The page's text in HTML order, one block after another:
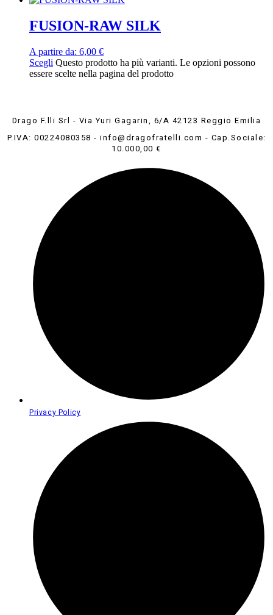
FUSION-RAW SILK
A partire da: 6,00 €
Scegli Questo prodotto ha più varianti. Le opzioni possono
essere scelte nella pagina del prodotto
Drago F.lli Srl - Via Yuri Gagarin, 6/A 42123 Reggio Emilia
P.IVA: 00224080358 - info@dragofratelli.com - Cap.Sociale:
10.000,00 €
Privacy Policy